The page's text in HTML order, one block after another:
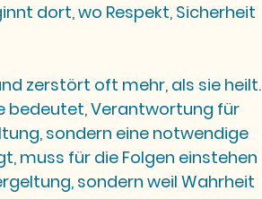
dort, wo Respekt, Sicherheit
zerstört oft mehr, als sie heilt.
bedeutet, Verantwortung für
sondern eine notwendige
muss für die Folgen einstehen
sondern weil Wahrheit